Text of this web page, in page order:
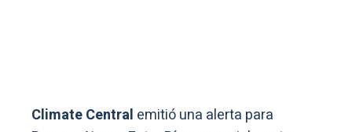
Climate Central emitió una alerta para